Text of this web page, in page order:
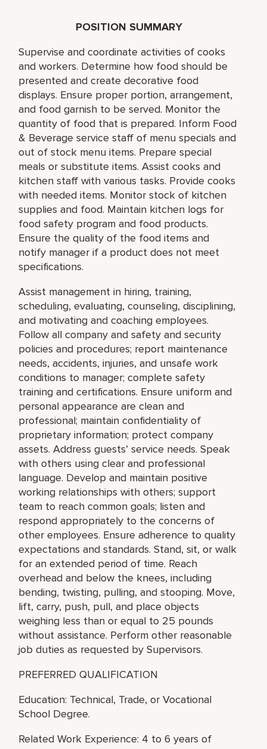
POSITION SUMMARY
Supervise and coordinate activities of cooks
and workers. Determine how food should be
presented and create decorative food
displays. Ensure proper portion, arrangement,
and food garnish to be served. Monitor the
quantity of food that is prepared. Inform Food
& Beverage service staff of menu specials and
out of stock menu items. Prepare special
meals or substitute items. Assist cooks and
kitchen staff with various tasks. Provide cooks
with needed items. Monitor stock of kitchen
supplies and food. Maintain kitchen logs for
food safety program and food products.
Ensure the quality of the food items and
notify manager if a product does not meet
specifications.
Assist management in hiring, training,
scheduling, evaluating, counseling, disciplining,
and motivating and coaching employees.
Follow all company and safety and security
policies and procedures; report maintenance
needs, accidents, injuries, and unsafe work
conditions to manager; complete safety
training and certifications. Ensure uniform and
personal appearance are clean and
professional; maintain confidentiality of
proprietary information; protect company
assets. Address guests’ service needs. Speak
with others using clear and professional
language. Develop and maintain positive
working relationships with others; support
team to reach common goals; listen and
respond appropriately to the concerns of
other employees. Ensure adherence to quality
expectations and standards. Stand, sit, or walk
for an extended period of time. Reach
overhead and below the knees, including
bending, twisting, pulling, and stooping. Move,
lift, carry, push, pull, and place objects
weighing less than or equal to 25 pounds
without assistance. Perform other reasonable
job duties as requested by Supervisors.
PREFERRED QUALIFICATION
Education: Technical, Trade, or Vocational
School Degree.
Related Work Experience: 4 to 6 years of